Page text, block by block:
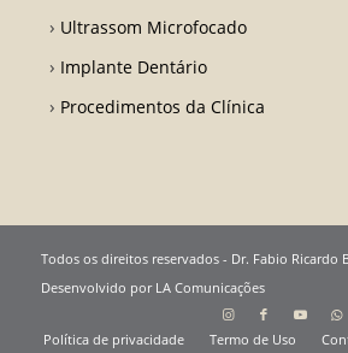
Ultrassom Microfocado
Implante Dentário
Procedimentos da Clínica
Todos os direitos reservados - Dr. Fabio Ricardo
Desenvolvido por LA Comunicações
Política de privacidade Termo de Uso